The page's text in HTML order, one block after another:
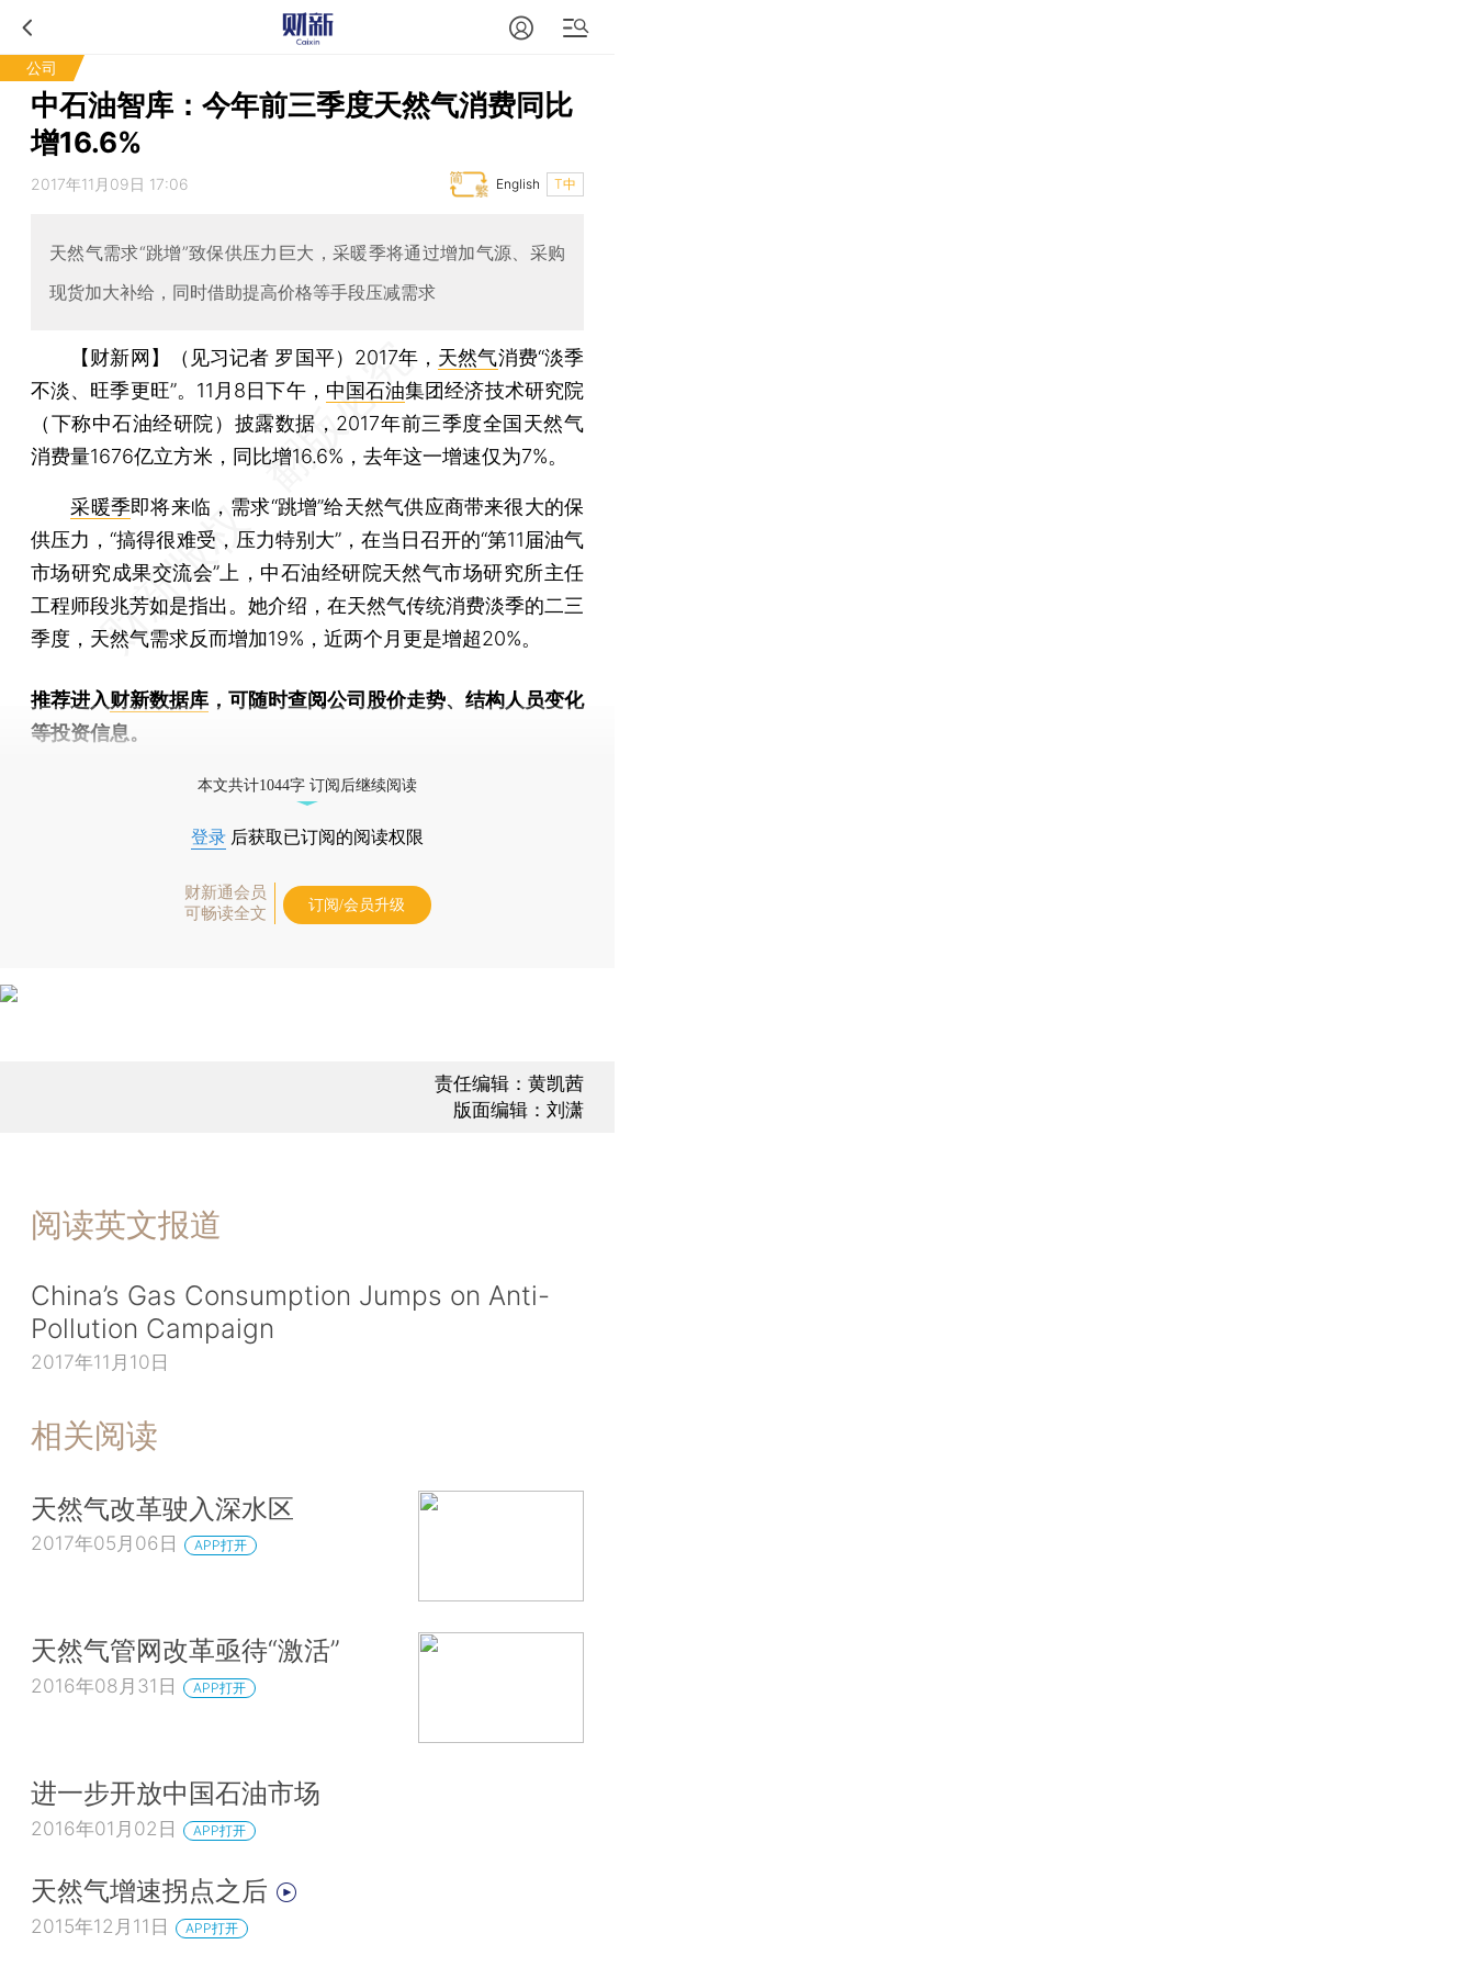
公司
中石油智库：今年前三季度天然气消费同比
增16.6%
2017年11月09日 17:06 T中
English
天然气需求“跳增”致保供压力巨大，采暖季将通过增加气源、采购
现货加大补给，同时借助提高价格等手段压减需求
【财新网】（见习记者 罗国平） 2017年， 天然气消费“淡季
不淡、旺季更旺”。11月8日下午， 中国石油集团经济技术研究院
（下称中石油经研院）披露数据，2017年前三季度全国天然气
消费量1676亿立方米，同比增16.6%，去年这一增速仅为7%。
采暖季即将来临，需求“跳增”给天然气供应商带来很大的保
供压力，“搞得很难受，压力特别大”，在当日召开的“第11届油气
市场研究成果交流会”上，中石油经研院天然气市场研究所主任
工程师段兆芳如是指出。她介绍，在天然气传统消费淡季的二三
季度，天然气需求反而增加19%，近两个月更是增超20%。
推荐进入财新数据库 ，可随时查阅公司股价走势、结构人员变化
等投资信息。
本文共计1044字 订阅后继续阅读
登录 后获取已订阅的阅读权限
财新通会员
可畅读全文
订阅/会员升级
责任编辑：黄凯茜
版面编辑：刘潇
阅读英文报道
China’s Gas Consumption Jumps on Anti-
Pollution Campaign
2017年11月10日
相关阅读
天然气改革驶入深水区
2017年05月06日 APP打开
天然气管网改革亟待“激活”
2016年08月31日 APP打开
进一步开放中国石油市场
2016年01月02日 APP打开
天然气增速拐点之后
2015年12月11日 APP打开